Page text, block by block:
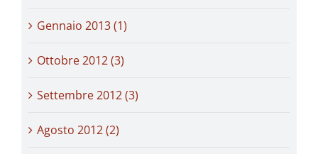
Gennaio 2013 (1)
Ottobre 2012 (3)
Settembre 2012 (3)
Agosto 2012 (2)